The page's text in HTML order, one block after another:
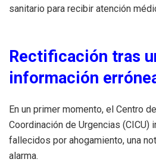
sanitario para recibir atención
Rectificación tras
información
En un primer momento, el Centro
Coordinación de Urgencias (CICU)
fallecidos por ahogamiento, una
alarma.